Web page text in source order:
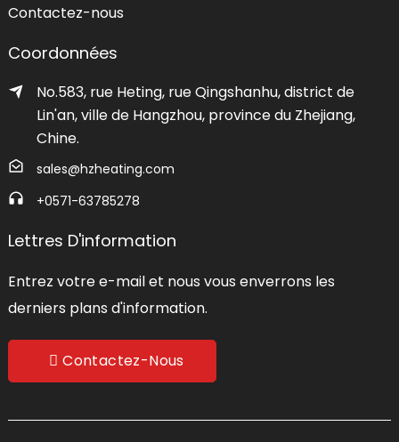
Contactez-nous
Coordonnées
No.583, rue Heting, rue Qingshanhu, district de
Lin'an, ville de Hangzhou, province du Zhejiang,
Chine.
sales@hzheating.com
+0571-63785278
Lettres D'information
Entrez votre e-mail et nous vous enverrons les
derniers plans d'information.
Contactez-Nous